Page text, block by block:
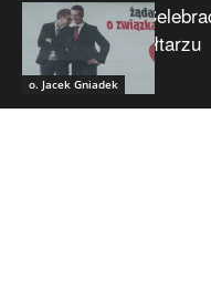
o. Jacek Gniadek
ołtarzu